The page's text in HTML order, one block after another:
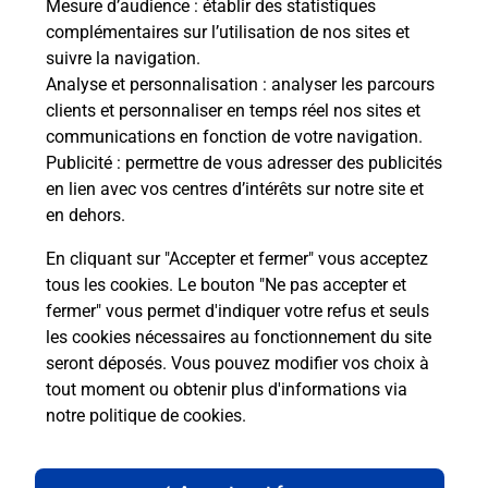
Mesure d’audience : établir des statistiques
complémentaires sur l’utilisation de nos sites et
suivre la navigation.
Analyse et personnalisation : analyser les parcours
clients et personnaliser en temps réel nos sites et
communications en fonction de votre navigation.
Publicité : permettre de vous adresser des publicités
en lien avec vos centres d’intérêts sur notre site et
en dehors.
En cliquant sur "Accepter et fermer" vous acceptez
tous les cookies. Le bouton "Ne pas accepter et
fermer" vous permet d'indiquer votre refus et seuls
les cookies nécessaires au fonctionnement du site
seront déposés. Vous pouvez modifier vos choix à
tout moment ou obtenir plus d'informations via
notre politique de cookies.
code de la route ?
Comment s'inscrire au code de la
route ?
Combien de fautes pour le code de la
route ?
En Savoir Plus sur Nice